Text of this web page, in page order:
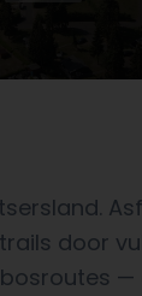
door
—